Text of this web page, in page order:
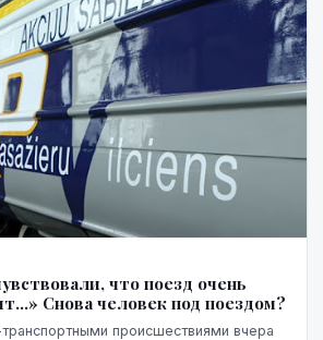
что поезд очень
Снова человек под поездом?
происшествиями вчера